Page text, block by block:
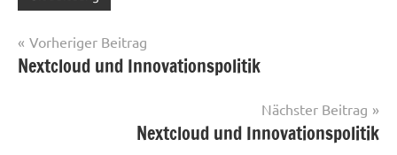
Beitragsnavigation
Vorheriger Beitrag
Nextcloud und Innovationspolitik
Nächster Beitrag
Nextcloud und Innovationspolitik